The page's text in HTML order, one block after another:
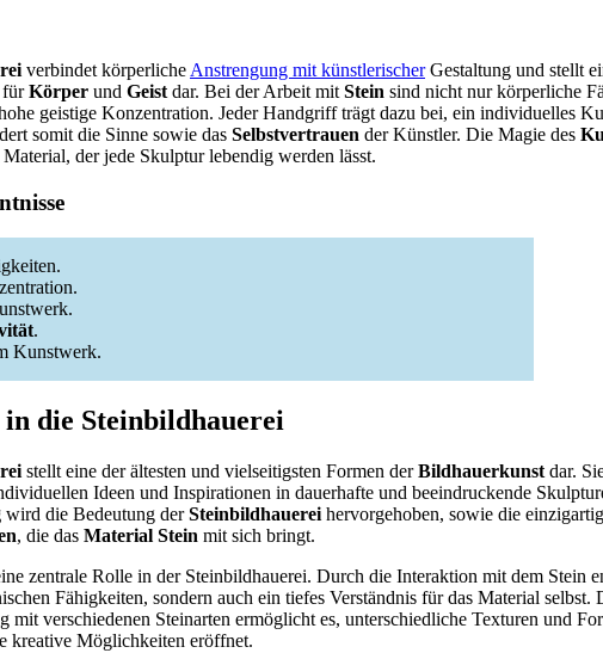
verbindet körperliche Anstrengung mit künstlerischerGestaltung und stellt
fürKörper und Geist dar. Bei der Arbeit mit Stein sind nicht nur körperliche
geistige Konzentration. Jeder Handgriff trägt dazu bei, ein individuelles
somit die Sinne sowie das Selbstvertrauen der Künstler. Die Magie des
der jede Skulptur lebendig werden lässt.
.
Kunstwerk.
die Steinbildhauerei
stellt eine der ältesten und vielseitigsten Formen derBildhauerkunst dar.
Ideen und Inspirationen in dauerhafte und beeindruckende
wird die Bedeutung derSteinbildhauerei hervorgehoben, sowie die
, die das Material Stein mit sich bringt.
zentrale Rolle in der Steinbildhauerei. Durch die Interaktion mit dem Stein
Fähigkeiten, sondern auch ein tiefes Verständnis für das Material selbst.
mit verschiedenen Steinarten ermöglicht es, unterschiedliche Texturen und
kreative Möglichkeiten eröffnet.